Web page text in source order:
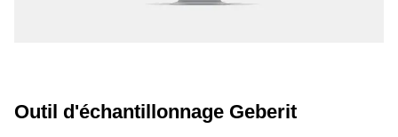
Outil d'échantillonnage Geberit